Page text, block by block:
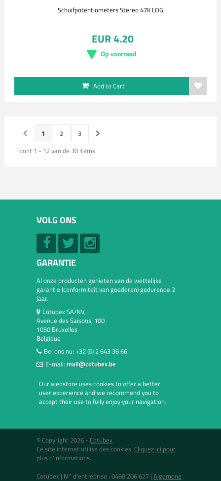
Schuifpotentiometers Stereo 47K LOG
EUR 4.20
Op voorraad
Add to Cart
1 2
3
Toont 1 - 12 van de 30 items
VOLG ONS
GARANTIE
Al onze producten genieten van de wettelijke
garantie (conformiteit van goederen) gedurende 2
jaar.
Cotubex SA/NV,
Avenue des Saisons, 100
1050 Bruxelles
Belgique
Bel ons nu: +32 (0) 2 643 36 66
E-mail: mail@cotubex.be
Our webstore uses cookies to offer a better
user experience and we recommend you to
accept their use to fully enjoy your navigation.
© Copyright 2026 - Cotubex
Ce site internet utilise des cookies. Cliquez ici pour
plus d'informations.
Cotubex | N° d'entreprise : 0468.206.627 | Algemene